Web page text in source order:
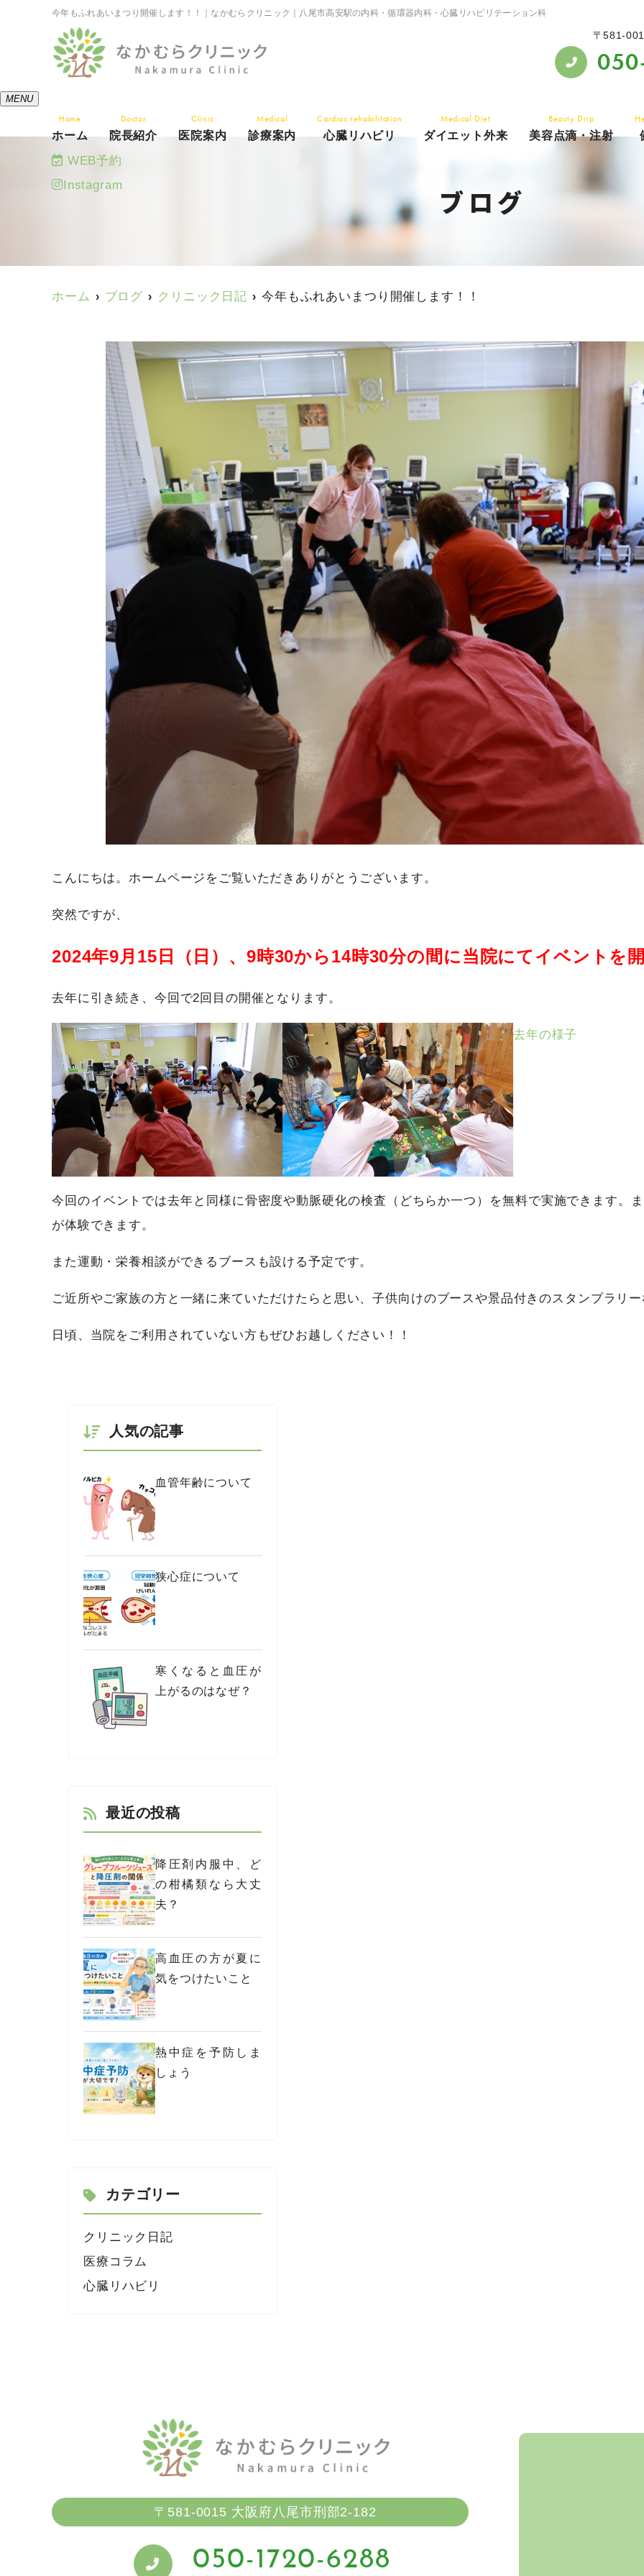
今年もふれあいまつり開催します！！｜なかむらクリニック｜八尾市高安駅の内科・循環器内科・心臓リハビリテーション科
〒581-
MENU
Home
ホーム
Doctor
院長紹介
Clinic
医院案内
Medical
診療案内
Cardiac rehabilitation
心臓リハビリ
Medical Diet
ダイエット外来
Beauty Drip
美容点滴・注射
WEB予約
Instagram
ブログ
ホーム ブログ クリニック日記 今年もふれあいまつり開催します！！
こんにちは。ホームページをご覧いただきありがとうございます。
突然ですが、
2024年9月15日（日）、9時30から14時30分の間に当院にてイベントを
去年に引き続き、今回で2回目の開催となります。
去年の様子
今回のイベントでは去年と同様に骨密度や動脈硬化の検査（どちらか一つ）を無料で実施できます。
が体験できます。
また運動・栄養相談ができるブースも設ける予定です。
ご近所やご家族の方と一緒に来ていただけたらと思い、子供向けのブースや景品付きのスタンプラリ
日頃、当院をご利用されていない方もぜひお越しください！！
人気の記事
血管年齢について
狭心症について
寒くなると血圧が
上がるのはなぜ？
最近の投稿
降圧剤内服中、ど
の柑橘類なら大丈
夫？
高血圧の方が夏に
気をつけたいこと
熱中症を予防しま
しょう
カテゴリー
クリニック日記
医療コラム
心臓リハビリ
〒581-0015 大阪府八尾市刑部2-182
050-1720-6288